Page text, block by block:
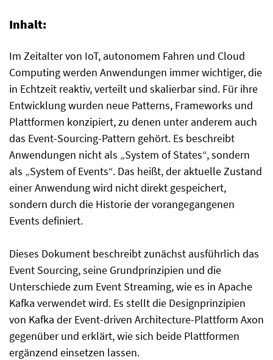
Inhalt:
Im Zeitalter von IoT, autonomem Fahren und Cloud
Computing werden Anwendungen immer wichtiger, die
in Echtzeit reaktiv, verteilt und skalierbar sind. Für ihre
Entwicklung wurden neue Patterns, Frameworks und
Plattformen konzipiert, zu denen unter anderem auch
das Event-Sourcing-Pattern gehört. Es beschreibt
Anwendungen nicht als „System of States“, sondern
als „System of Events“. Das heißt, der aktuelle Zustand
einer Anwendung wird nicht direkt gespeichert,
sondern durch die Historie der vorangegangenen
Events definiert.
Dieses Dokument beschreibt zunächst ausführlich das
Event Sourcing, seine Grundprinzipien und die
Unterschiede zum Event Streaming, wie es in Apache
Kafka verwendet wird. Es stellt die Designprinzipien
von Kafka der Event-driven Architecture-Plattform Axon
gegenüber und erklärt, wie sich beide Plattformen
ergänzend einsetzen lassen.